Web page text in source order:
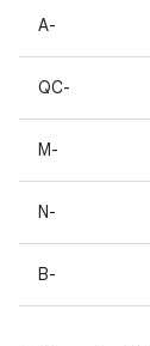
A-
QC-
M-
N-
B-